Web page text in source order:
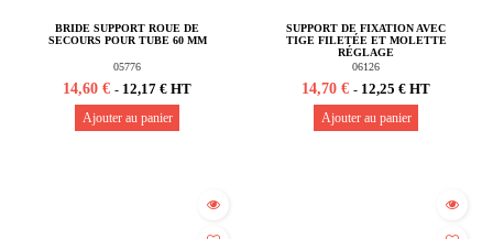
(1 avis)
BRIDE SUPPORT ROUE DE
SECOURS POUR TUBE 60 MM
05776
14,60 € - 12,17 € HT
Ajouter au panier
SUPPORT DE FIXATION AVEC
TIGE FILETÉE ET MOLETTE
RÉGLAGE
06126
14,70 € - 12,25 € HT
Ajouter au panier